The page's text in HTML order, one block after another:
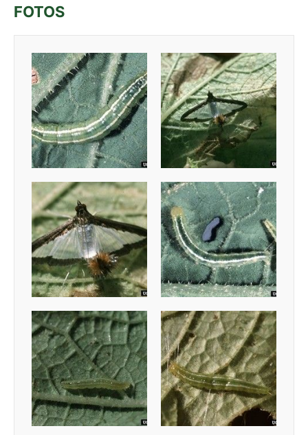
FOTOS